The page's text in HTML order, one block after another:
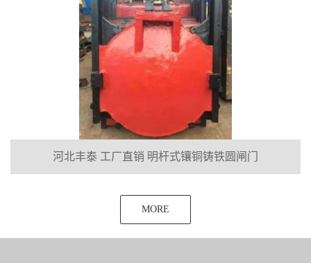
河北丰泰 工厂直销 明杆式镶铜铸铁圆闸门
MORE